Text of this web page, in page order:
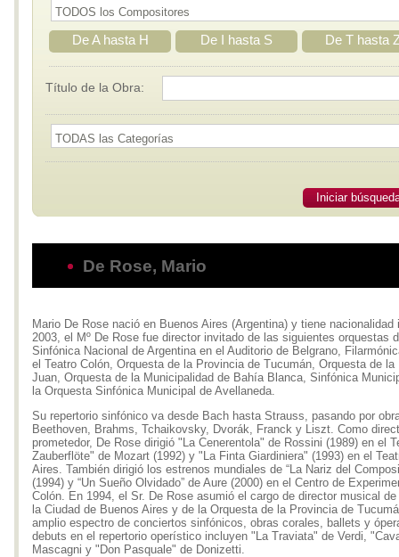
De A hasta H De I hasta S De T hasta
Título de la Obra:
Iniciar
De Rose, Mario
Mario De Rose nació en Buenos Aires (Argentina) y tiene nacionalidad
2003, el Mº De Rose fue director invitado de las siguientes orquestas
Sinfónica Nacional de Argentina en el Auditorio de Belgrano,
el Teatro Colón, Orquesta de la Provincia de Tucumán, Orquesta de la
Juan, Orquesta de la Municipalidad de Bahía Blanca, Sinfónica
la Orquesta Sinfónica Municipal de Avellaneda.
Su repertorio sinfónico va desde Bach hasta Strauss, pasando por
Beethoven, Brahms, Tchaikovsky, Dvorák, Franck y Liszt. Como
prometedor, De Rose dirigió "La Cenerentola" de Rossini (1989) en el
Zauberflöte" de Mozart (1992) y "La Finta Giardiniera" (1993) en el
Aires. También dirigió los estrenos mundiales de “La Nariz del
(1994) y “Un Sueño Olvidado” de Aure (2000) en el Centro de
Colón. En 1994, el Sr. De Rose asumió el cargo de director musical
la Ciudad de Buenos Aires y de la Orquesta de la Provincia de
amplio espectro de conciertos sinfónicos, obras corales, ballets y
debuts en el repertorio operístico incluyen "La Traviata" de Verdi,
Mascagni y "Don Pasquale" de Donizetti.